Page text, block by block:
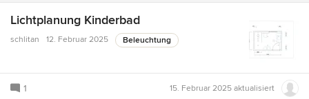
Lichtplanung Kinderbad
schlitan 12. Februar 2025 Beleuchtung
1 15. Februar 2025 aktualisiert